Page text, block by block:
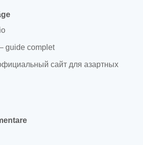
guide complet
сайт для азартных